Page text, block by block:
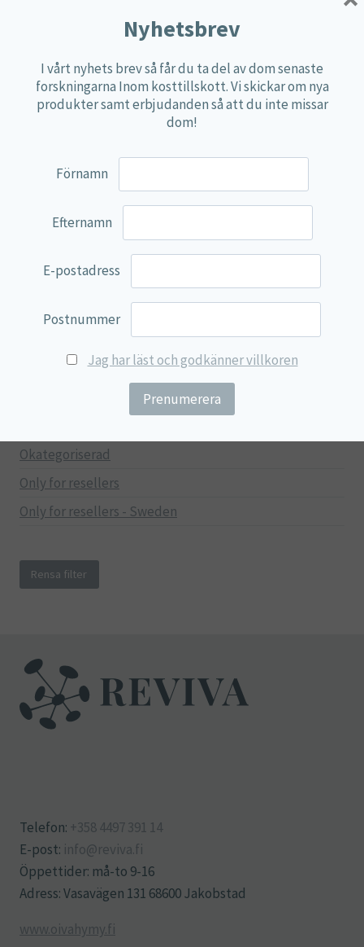
Kenkou Selfcare
Green Trade
Mage & Tarm
Stressad & Trött
Muskler & Leder
Hjärna & Minne
Okategoriserad
Only for resellers
Only for resellers - Sweden
Rensa filter
Telefon: +358 4497 391 14
E-post: info@reviva.fi
Öppettider: må-to 9-16
Adress: Vasavägen 131 68600 Jakobstad
www.oivahymy.fi
Nyhetsbrev
I vårt nyhets brev så får du ta del av dom senaste
forskningarna Inom kosttillskott. Vi skickar om nya
produkter samt erbjudanden så att du inte missar
dom!
Förnamn
Efternamn
E-postadress
Postnummer
Jag har läst och godkänner villkoren